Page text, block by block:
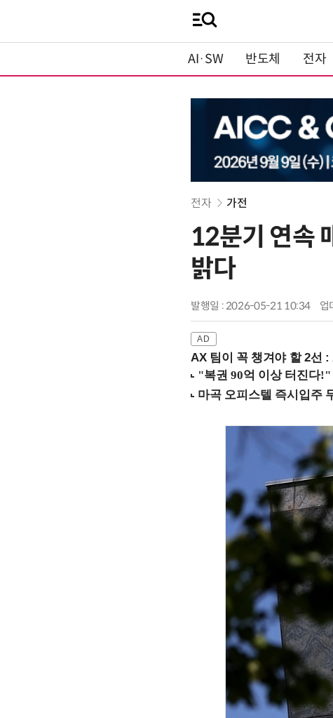
AI·SW 반도체 전자
전자 가전
12분기 연속
밝다
발행일 : 2026-05-21 10:34 업
AX 팀이 꼭 챙겨야 할 2선